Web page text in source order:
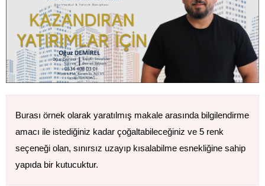
Burası örnek olarak yaratılmış makale arasında bilgilendirme
amacı ile istediğiniz kadar çoğaltabileceğiniz ve 5 renk
seçeneği olan, sınırsız uzayıp kısalabilme esnekliğine sahip
yapıda bir kutucuktur.